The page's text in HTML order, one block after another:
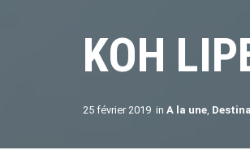
KOH
25 février 2019 in A la une,